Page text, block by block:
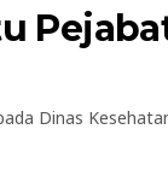
Dinas